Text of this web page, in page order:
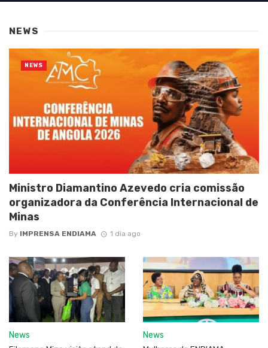
NEWS
Ministro Diamantino Azevedo cria comissão
organizadora da Conferência Internacional de
Minas
By IMPRENSA ENDIAMA 1 dia ago
NEWS
News
News